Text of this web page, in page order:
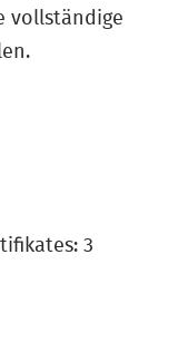
vollständige
3